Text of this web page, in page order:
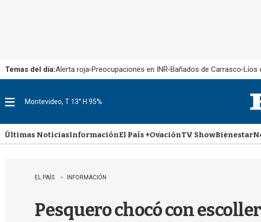
Temas del día:Alerta roja Preocupaciones en INR Bañados de Carrasco Líos
u
Montevideo, T 13° H 95%
Últimas NoticiasInformaciónEl País +OvaciónTV ShowBienestar
EL PAÍS INFORMACIÓN
Pesquero chocó con